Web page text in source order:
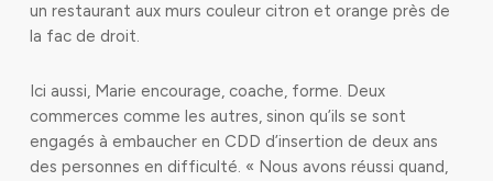
un restaurant aux murs couleur citron et orange près de
la fac de droit.
Ici aussi, Marie encourage, coache, forme. Deux
commerces comme les autres, sinon qu’ils se sont
engagés à embaucher en CDD d’insertion de deux ans
des personnes en difficulté. « Nous avons réussi quand,